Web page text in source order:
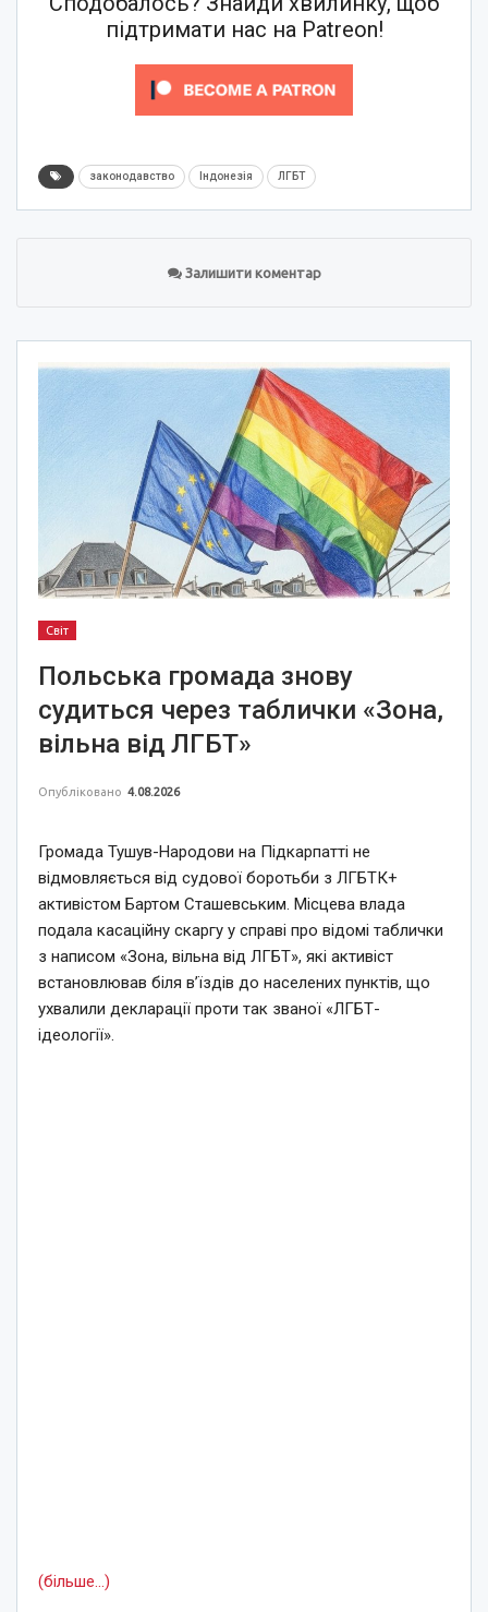
підтримати нас на Patreon!
законодавство Індонезія ЛГБТ
Залишити коментар
Світ
Польська громада знову
судиться через таблички «Зона,
вільна від ЛГБТ»
Опубліковано 4.08.2026
Громада Тушув-Народови на Підкарпатті не
відмовляється від судової боротьби з ЛГБТК+
активістом Бартом Сташевським. Місцева влада
подала касаційну скаргу у справі про відомі таблички
з написом «Зона, вільна від ЛГБТ», які активіст
встановлював біля в’їздів до населених пунктів, що
ухвалили декларації проти так званої «ЛГБТ-
ідеології».
(більше…)